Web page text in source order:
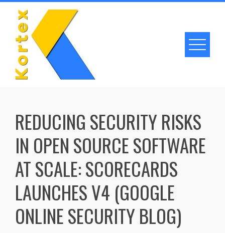
Skip
content
REDUCING SECURITY RISKS
IN OPEN SOURCE SOFTWARE
AT SCALE: SCORECARDS
LAUNCHES V4 (GOOGLE
ONLINE SECURITY BLOG)